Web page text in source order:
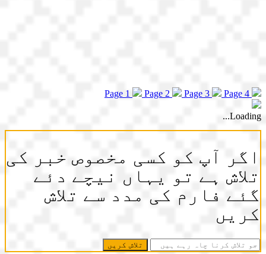
Page 1 Page 2 Page 3 Page 4
Loading...
اگر آپ کو کسی مخصوص خبر کی
تلاش ہے تو یہاں نیچے دئے
گئے فارم کی مدد سے تلاش
کریں